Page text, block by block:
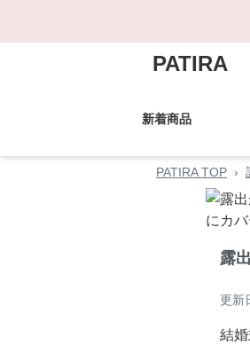
PATIRA
新着商品
PATIRA TOP ›
露
更新
結